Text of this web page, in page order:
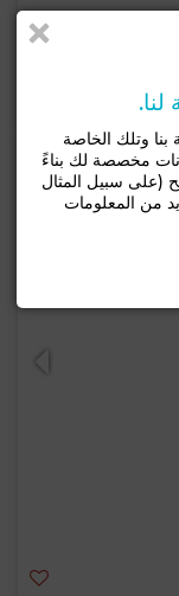
وتلك الخاصة
مخصصة لك بناءً
(على سبيل المثال
من المعلومات